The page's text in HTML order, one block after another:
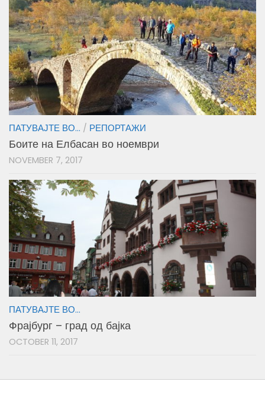
ПАТУВАЈТЕ ВО... / РЕПОРТАЖИ
Боите на Елбасан во ноември
NOVEMBER 7, 2017
ПАТУВАЈТЕ ВО...
Фрајбург – град од бајка
OCTOBER 11, 2017